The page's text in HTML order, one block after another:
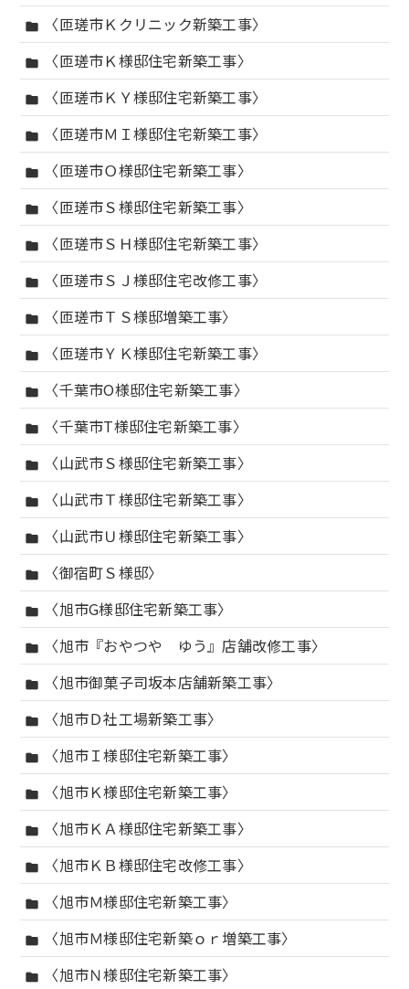
folder 〈匝瑳市Ｋクリニック新築工事〉
folder 〈匝瑳市Ｋ様邸住宅新築工事〉
folder 〈匝瑳市ＫＹ様邸住宅新築工事〉
folder 〈匝瑳市ＭＩ様邸住宅新築工事〉
folder 〈匝瑳市Ｏ様邸住宅新築工事〉
folder 〈匝瑳市Ｓ様邸住宅新築工事〉
folder 〈匝瑳市ＳＨ様邸住宅新築工事〉
folder 〈匝瑳市ＳＪ様邸住宅改修工事〉
folder 〈匝瑳市ＴＳ様邸増築工事〉
folder 〈匝瑳市ＹＫ様邸住宅新築工事〉
folder 〈千葉市O様邸住宅新築工事〉
folder 〈千葉市T様邸住宅新築工事〉
folder 〈山武市Ｓ様邸住宅新築工事〉
folder 〈山武市Ｔ様邸住宅新築工事〉
folder 〈山武市Ｕ様邸住宅新築工事〉
folder 〈御宿町Ｓ様邸〉
folder 〈旭市G様邸住宅新築工事〉
folder 〈旭市『おやつや ゆう』店舗改修工事〉
folder 〈旭市御菓子司坂本店舗新築工事〉
folder 〈旭市Ｄ社工場新築工事〉
folder 〈旭市Ｉ様邸住宅新築工事〉
folder 〈旭市Ｋ様邸住宅新築工事〉
folder 〈旭市ＫＡ様邸住宅新築工事〉
folder 〈旭市ＫＢ様邸住宅改修工事〉
folder 〈旭市Ｍ様邸住宅新築工事〉
folder 〈旭市Ｍ様邸住宅新築ｏｒ増築工事〉
folder 〈旭市Ｎ様邸住宅新築工事〉